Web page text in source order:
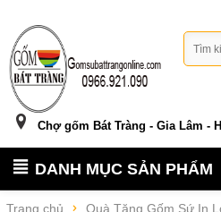
Chợ gốm Bát Tràng - Gia Lâm -
DANH MỤC SẢN PHẨM
Trang chủ
Quà Tặng Gốm Sứ In